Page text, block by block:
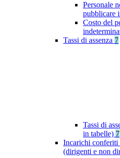
Personale
pubblicare
Costo del
Tassi di assenza 7
Tassi di
in tabelle) 7
Incarichi conferiti
(dirigenti e non